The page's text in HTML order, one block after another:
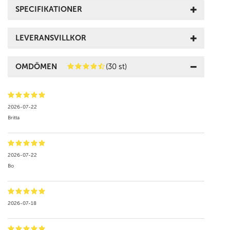
SPECIFIKATIONER
LEVERANSVILLKOR
OMDÖMEN (30 st)
2026-07-22
Britta
2026-07-22
Bo
2026-07-18